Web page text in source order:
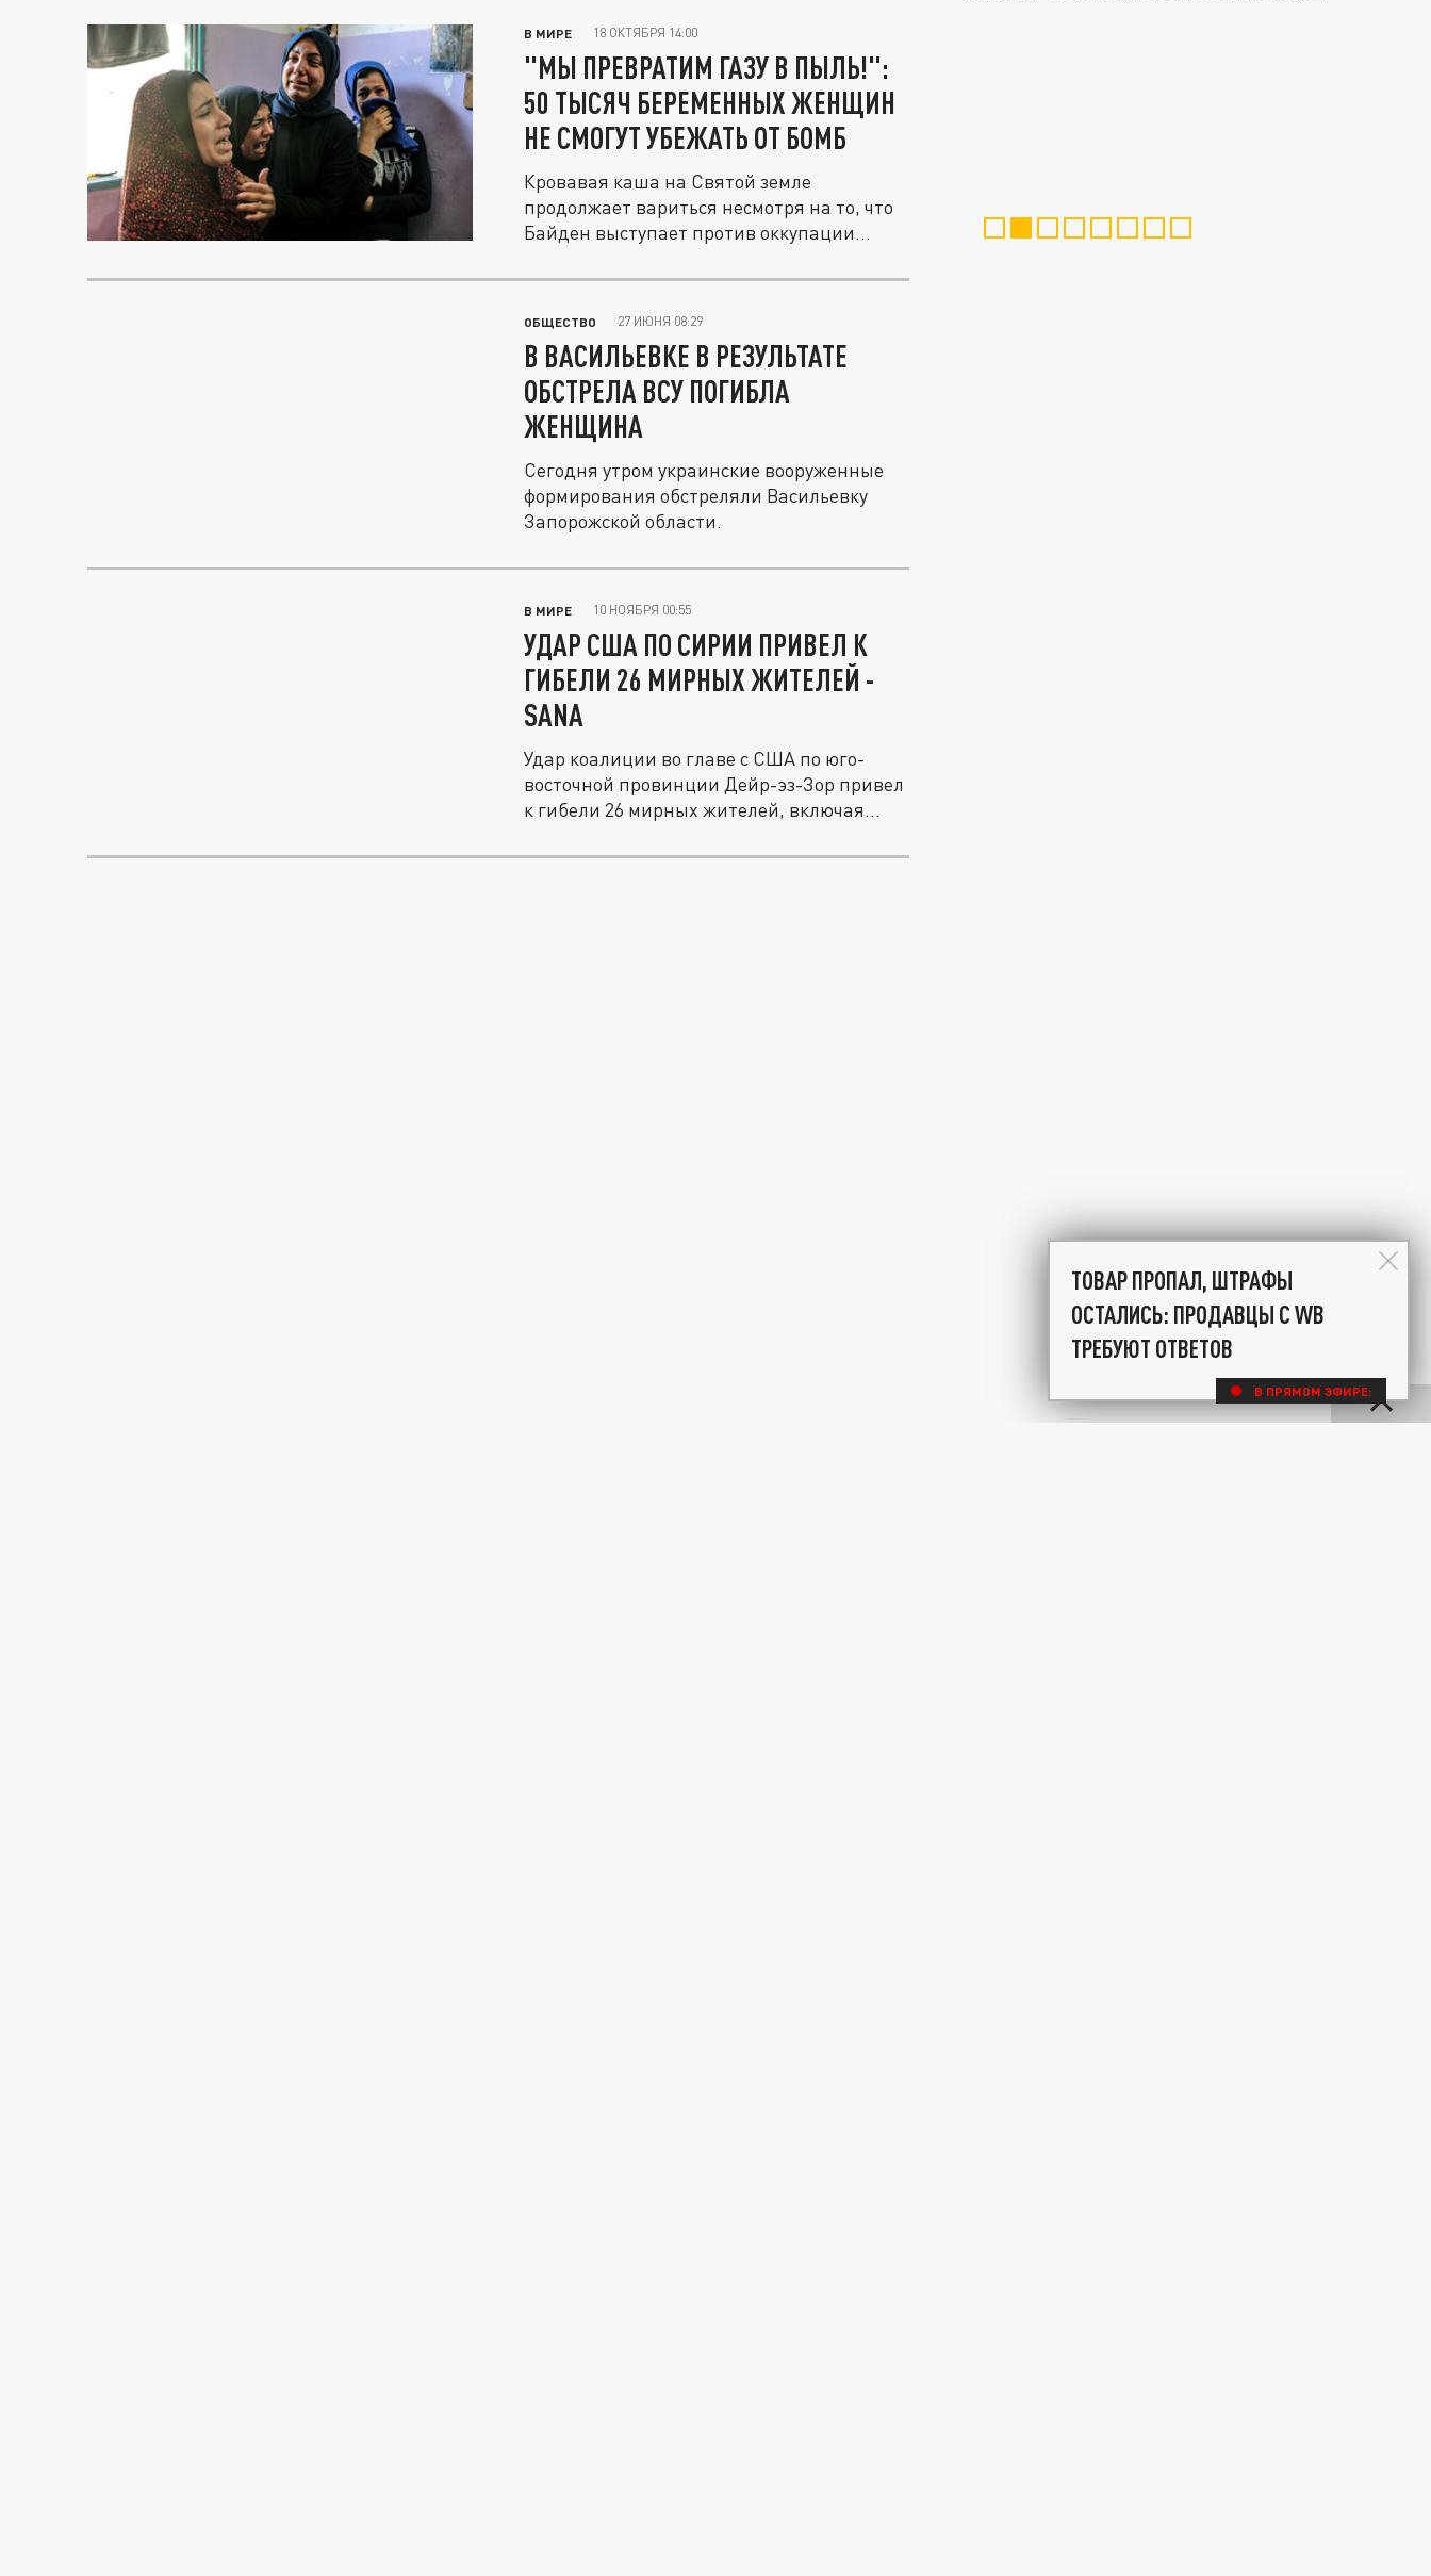
В МИРЕ 18 ОКТЯБРЯ 14:00
"МЫ ПРЕВРАТИМ ГАЗУ В ПЫЛЬ!":
50 ТЫСЯЧ БЕРЕМЕННЫХ ЖЕНЩИН
НЕ СМОГУТ УБЕЖАТЬ ОТ БОМБ
Кровавая каша на Святой земле
продолжает вариться несмотря на то, что
Байден выступает против оккупации
ОБЩЕСТВО 27 ИЮНЯ 08:29
В ВАСИЛЬЕВКЕ В РЕЗУЛЬТАТЕ
ОБСТРЕЛА ВСУ ПОГИБЛА
ЖЕНЩИНА
Сегодня утром украинские вооруженные
формирования обстреляли Васильевку
Запорожской области.
В МИРЕ 10 НОЯБРЯ 00:55
УДАР США ПО СИРИИ ПРИВЕЛ К
ГИБЕЛИ 26 МИРНЫХ ЖИТЕЛЕЙ -
SANA
Удар коалиции во главе с США по юго-
восточной провинции Дейр-эз-Зор привел
к гибели 26 мирных жителей, включая...
ТОВАР ПРОПАЛ, ШТРАФЫ
ОСТАЛИСЬ: ПРОДАВЦЫ С WB
ТРЕБУЮТ ОТВЕТОВ
В ПРЯМОМ ЭФИРЕ: